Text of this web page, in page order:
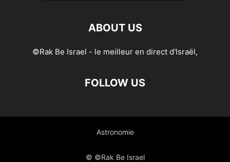
ABOUT US
©Rak Be Israel - le meilleur en direct d'Israël,
FOLLOW US
Astronomie
© ©Rak Be Israel